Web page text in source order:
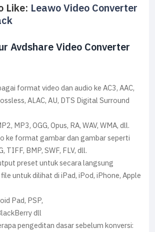
Like: Leawo Video Converter
Avdshare Video Converter
format video dan audio ke AC3, AAC,
ALAC, AU, DTS Digital Surround
MP3, OGG, Opus, RA, WAV, WMA, dll.
ke format gambar dan gambar seperti
TIFF, BMP, SWF, FLV, dll.
preset untuk secara langsung
untuk dilihat di iPad, iPod, iPhone, Apple
Pad, PSP,
dll
pengeditan dasar sebelum konversi: